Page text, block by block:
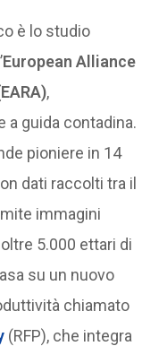
è lo studio
European Alliance
,
a guida contadina.
pioniere in 14
dati raccolti tra il
immagini
5.000 ettari di
su un nuovo
chiamato
(RFP), che integra